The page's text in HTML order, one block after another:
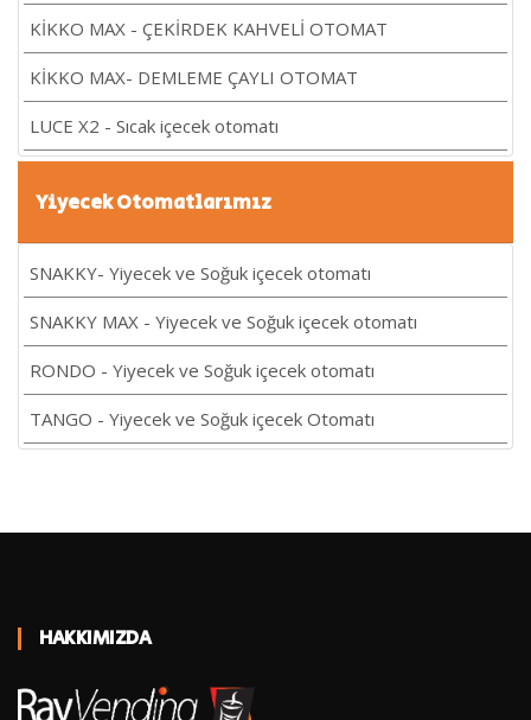
KİKKO MAX - ÇEKİRDEK KAHVELİ OTOMAT
KİKKO MAX- DEMLEME ÇAYLI OTOMAT
LUCE X2 - Sıcak içecek otomatı
Yiyecek Otomatlarımız
SNAKKY- Yiyecek ve Soğuk içecek otomatı
SNAKKY MAX - Yiyecek ve Soğuk içecek otomatı
RONDO - Yiyecek ve Soğuk içecek otomatı
TANGO - Yiyecek ve Soğuk içecek Otomatı
HAKKIMIZDA